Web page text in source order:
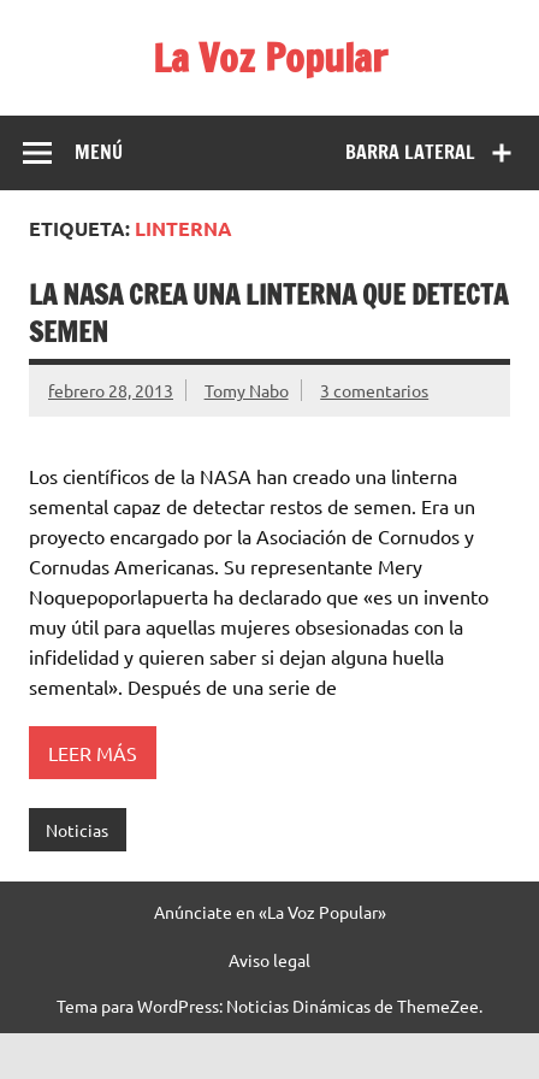
La Voz Popular
para reírse de las verdaderas.
BARRA LATERAL
MENÚ
ETIQUETA: LINTERNA
LA NASA CREA UNA LINTERNA QUE DETECTA
SEMEN
febrero 28, 2013 Tomy Nabo 3 comentarios
Los científicos de la NASA han creado una linterna
semental capaz de detectar restos de semen. Era un
proyecto encargado por la Asociación de Cornudos y
Cornudas Americanas. Su representante Mery
Noquepoporlapuerta ha declarado que «es un invento
muy útil para aquellas mujeres obsesionadas con la
infidelidad y quieren saber si dejan alguna huella
semental». Después de una serie de
LEER MÁS
Noticias
Anúnciate en «La Voz Popular»
Aviso legal
Tema para WordPress: Noticias Dinámicas de ThemeZee.